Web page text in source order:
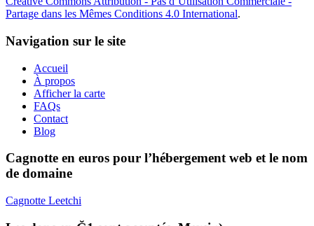
Partage dans les Mêmes Conditions 4.0 International.
Navigation sur le site
Accueil
À propos
Afficher la carte
FAQs
Contact
Blog
Cagnotte en euros pour l’hébergement web et le nom
de domaine
Cagnotte Leetchi